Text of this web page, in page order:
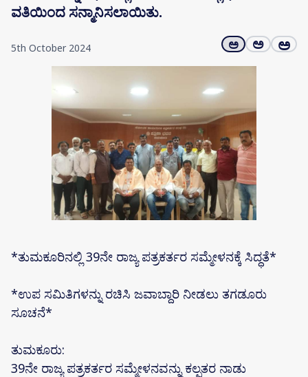
ವತಿಯಿಂದ ಸನ್ಮಾನಿಸಲಾಯಿತು.
5th October 2024 ಅ ಅ ಅ
*ತುಮಕೂರಿನಲ್ಲಿ 39ನೇ ರಾಜ್ಯ ಪತ್ರಕರ್ತರ ಸಮ್ಮೇಳನಕ್ಕೆ ಸಿದ್ಧತೆ*
*ಉಪ ಸಮಿತಿಗಳನ್ನು ರಚಿಸಿ ಜವಾಬ್ದಾರಿ ನೀಡಲು ತಗಡೂರು
ಸೂಚನೆ*
ತುಮಕೂರು:
39ನೇ ರಾಜ್ಯ ಪತ್ರಕರ್ತರ ಸಮ್ಮೇಳನವನ್ನು ಕಲ್ಪತರ ನಾಡು